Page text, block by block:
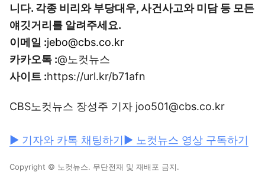
니다. 각종 비리와 부당대우, 사건사고와 미담 등 모든
얘깃거리를 알려주세요.
이메일 :jebo@cbs.co.kr
카카오톡 :@노컷뉴스
사이트 :https://url.kr/b71afn
CBS노컷뉴스 장성주 기자 joo501@cbs.co.kr
▶ 기자와 카톡 채팅하기 ▶ 노컷뉴스 영상 구독하기
Copyright © 노컷뉴스. 무단전재 및 재배포 금지.